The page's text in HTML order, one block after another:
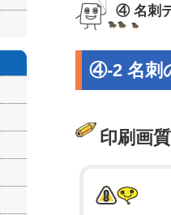
④ 名刺
④-2 名刺
印刷画